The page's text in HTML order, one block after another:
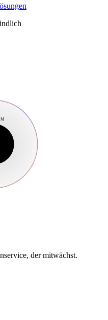
der mitwächst.